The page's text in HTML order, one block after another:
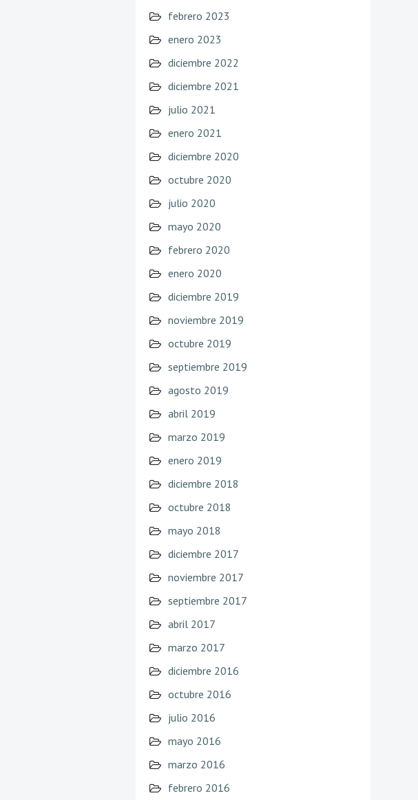
febrero 2023
enero 2023
diciembre 2022
diciembre 2021
julio 2021
enero 2021
diciembre 2020
octubre 2020
julio 2020
mayo 2020
febrero 2020
enero 2020
diciembre 2019
noviembre 2019
octubre 2019
septiembre 2019
agosto 2019
abril 2019
marzo 2019
enero 2019
diciembre 2018
octubre 2018
mayo 2018
diciembre 2017
noviembre 2017
septiembre 2017
abril 2017
marzo 2017
diciembre 2016
octubre 2016
julio 2016
mayo 2016
marzo 2016
febrero 2016